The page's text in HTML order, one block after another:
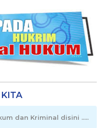
dan Kriminal disini .....